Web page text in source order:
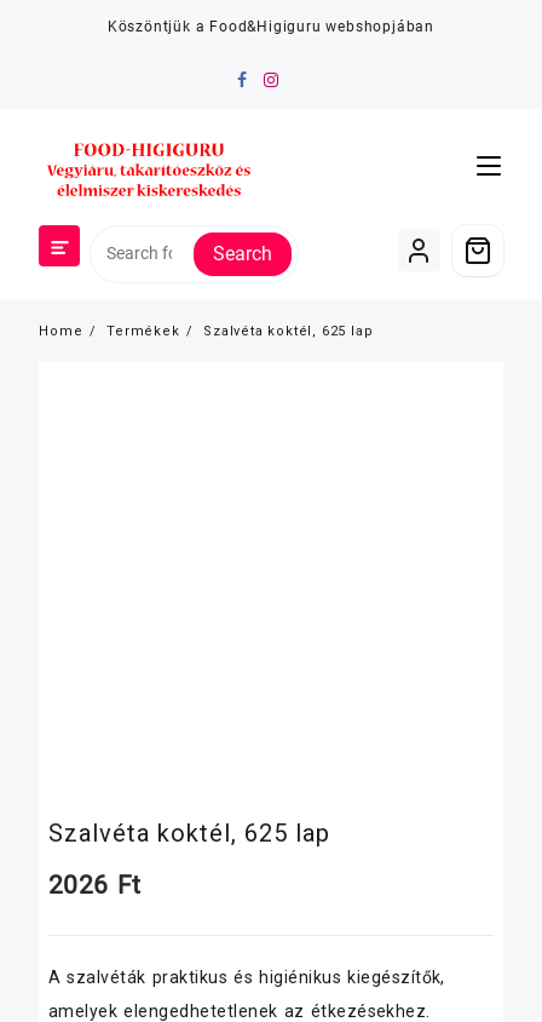
Köszöntjük a Food&Higiguru webshopjában
Search
Home Termékek Szalvéta koktél, 625 lap
Szalvéta koktél, 625 lap
2026 Ft
A szalvéták praktikus és higiénikus kiegészítők,
amelyek elengedhetetlenek az étkezésekhez.